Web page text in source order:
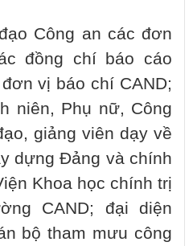
Công an các đơn
đồng chí báo cáo
vị báo chí CAND;
niên, Phụ nữ, Công
giảng viên dạy về
dựng Đảng và chính
Khoa học chính trị
CAND; đại diện
bộ tham mưu công